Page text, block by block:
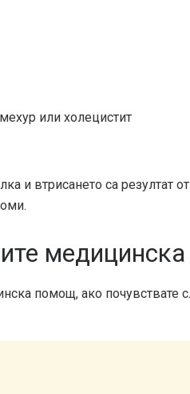
или холецистит
и втрисането са резултат
помощ, ако почувствате